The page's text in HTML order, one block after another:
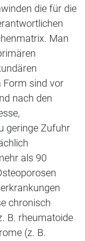
die für die
Man
Form sind vor
nach den
geringe Zufuhr
als 90
chronisch
B. rheumatoide
(z. B.